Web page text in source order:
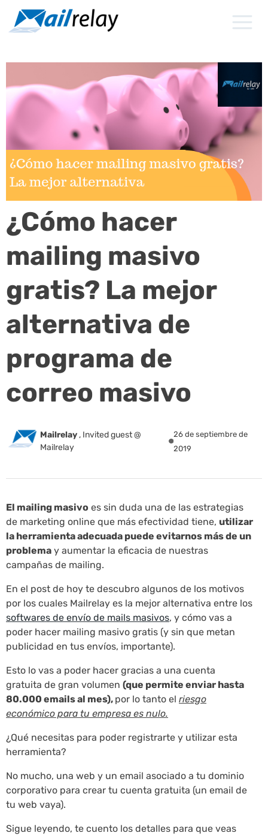
contenido
¿Cómo hacer
mailing masivo
gratis? La mejor
alternativa de
programa de
correo masivo
Mailrelay, Invited guest @
Mailrelay
26 de septiembre de
2019
El mailing masivo es sin duda una de las estrategias
de marketing online que más efectividad tiene, utilizar
la herramienta adecuada puede evitarnos más de un
problema y aumentar la eficacia de nuestras
campañas de mailing.
En el post de hoy te descubro algunos de los motivos
por los cuales Mailrelay es la mejor alternativa entre los
softwares de envío de mails masivos, y cómo vas a
poder hacer mailing masivo gratis (y sin que metan
publicidad en tus envíos, importante).
Esto lo vas a poder hacer gracias a una cuenta
gratuita de gran volumen (que permite enviar hasta
80.000 emails al mes), por lo tanto el riesgo
económico para tu empresa es nulo.
¿Qué necesitas para poder registrarte y utilizar esta
herramienta?
No mucho, una web y un email asociado a tu dominio
corporativo para crear tu cuenta gratuita (un email de
tu web vaya).
Sigue leyendo, te cuento los detalles para que veas